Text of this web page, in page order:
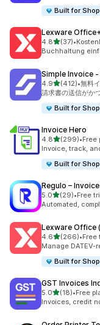
Built for
Lexware
4.85つ星中
(37)
合計レビュー数：
•
Buchhaltung
Simple Invoice
4.95つ星中
(412)
合計レビュー数：
•無料
請求書の送信がか
Built for
Invoice Hero
4.85つ星中
(299)
合計レビュー数：
•Free
Invoice, track,
Built for
Regulo –
5.05つ星中
(29)
合計レビュー数：
•Free
Automated,
Lexware Office
4.65つ星中
(266)
合計レビュー数：
•Free
Manage DATEV-
Built for
GST Invoices
5.05つ星中
(18)
合計レビュー数：
•Free
Invoices, credit